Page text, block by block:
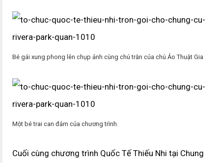
Bé gái xung phong lên chụp ảnh cùng chú trăn của chú Ảo Thuật Gia
Một bé trai can đảm của chương trình.
Cuối cùng chương trình Quốc Tế Thiếu Nhi tại Chung